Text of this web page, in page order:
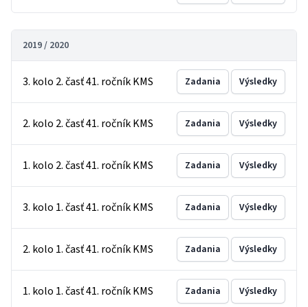
2019 / 2020
3. kolo 2. časť 41. ročník KMS Zadania Výsledky
2. kolo 2. časť 41. ročník KMS Zadania Výsledky
1. kolo 2. časť 41. ročník KMS Zadania Výsledky
3. kolo 1. časť 41. ročník KMS Zadania Výsledky
2. kolo 1. časť 41. ročník KMS Zadania Výsledky
1. kolo 1. časť 41. ročník KMS Zadania Výsledky